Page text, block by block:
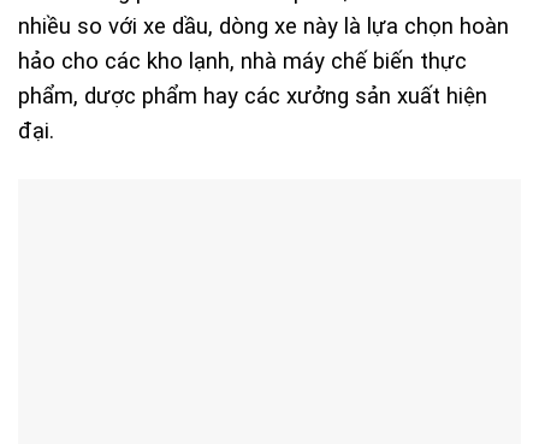
nhiều so với xe dầu, dòng xe này là lựa chọn hoàn
hảo cho các kho lạnh, nhà máy chế biến thực
phẩm, dược phẩm hay các xưởng sản xuất hiện
đại.